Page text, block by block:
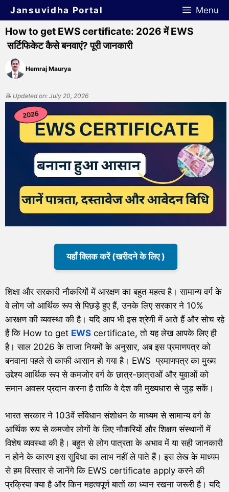
Jansuvidha Portal Menu
How to get EWS certificate: 2026 में EWS
सर्टिफिकेट कैसे बनवाएं? पूरी जानकारी
Hemraj Maurya
📝 Updated on: July 20, 2026
यहाँ क्लिक करें (खरीदने के लिए )
शिक्षा और सरकारी नौकरियों में आरक्षण का बहुत महत्व है। सामान्य वर्ग के
वे लोग जो आर्थिक रूप से पिछड़े हुए हैं, उनके लिए सरकार ने 10%
आरक्षण की व्यवस्था की है। यदि आप भी इस श्रेणी में आते हैं और सोच रहे
हैं कि How to get EWS certificate, तो यह लेख आपके लिए ही
है। साल 2026 के ताजा नियमों के अनुसार, अब इस प्रमाणपत्र को
बनवाना पहले से काफी आसान हो गया है। EWS प्रमाणपत्र का मुख्य
उद्देश्य आर्थिक रूप से कमजोर वर्ग के छात्र-छात्राओं और युवाओं को
समान अवसर प्रदान करना है ताकि वे देश की मुख्यधारा से जुड़ सकें।
भारत सरकार ने 103वें संविधान संशोधन के माध्यम से सामान्य वर्ग के
आर्थिक रूप से कमजोर लोगों के लिए नौकरियों और शिक्षण संस्थानों में
विशेष व्यवस्था की है। बहुत से लोग पात्रता के अभाव में या सही जानकारी
न होने के कारण इस सुविधा का लाभ नहीं ले पाते हैं। इस लेख के माध्यम
से हम विस्तार से जानेंगे कि EWS certificate apply करने की
प्रक्रिया क्या है और किन महत्वपूर्ण बातों का ध्यान रखना जरूरी है। यदि